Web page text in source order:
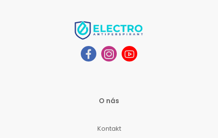
O nás
Kontakt